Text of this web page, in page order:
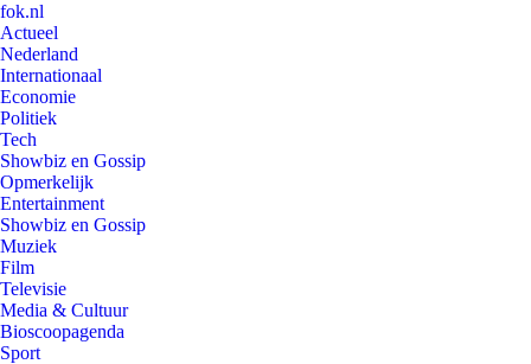
fok.nl
Actueel
Nederland
Internationaal
Economie
Politiek
Tech
Showbiz en Gossip
Opmerkelijk
Entertainment
Showbiz en Gossip
Muziek
Film
Televisie
Media & Cultuur
Bioscoopagenda
Sport